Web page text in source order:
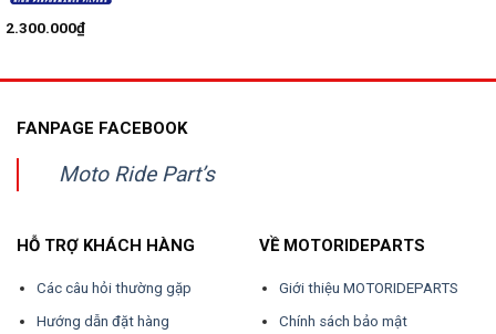
2.300.000₫
FANPAGE FACEBOOK
Moto Ride Part’s
HỖ TRỢ KHÁCH HÀNG
Các câu hỏi thường gặp
Hướng dẫn đặt hàng
VỀ MOTORIDEPARTS
Giới thiệu MOTORIDEPARTS
Chính sách bảo mật